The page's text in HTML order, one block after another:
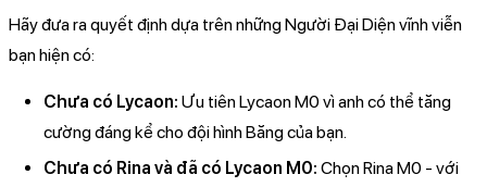
Hãy đưa ra quyết định dựa trên những Người Đại Diện vĩnh viễn
bạn hiện có:
Chưa có Lycaon: Ưu tiên Lycaon M0 vì anh có thể tăng
cường đáng kể cho đội hình Băng của bạn.
Chưa có Rina và đã có Lycaon M0: Chọn Rina M0 - với